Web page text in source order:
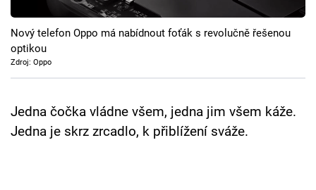
Pořady
TV Program
Sledujte prima+
Přihlášení
Nový telefon Oppo má nabídnout foťák s revolučně řešenou
optikou
Zdroj: Oppo
Jedna čočka vládne všem, jedna jim všem káže.
Jedna je skrz zrcadlo, k přiblížení sváže.